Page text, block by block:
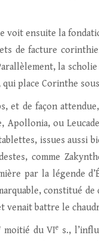
voit ensuite la
de facture
la scholie
qui place Corinthe
et de façon
Apollonia, ou
issues aussi
comme
par la légende
constitué
venait battre le
moitié du VIe s.,